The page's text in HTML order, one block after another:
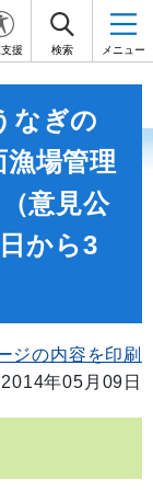
援 検索 メニュー
なぎの
場管理
意見公
から3
ジの内容を印刷
年05月09日